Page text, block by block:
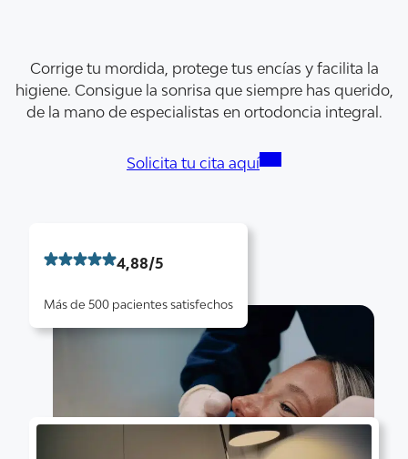
Corrige tu mordida, protege tus encías y facilita la
higiene. Consigue la sonrisa que siempre has querido,
de la mano de especialistas en ortodoncia integral.
Solicita tu cita aquí
4,88/5
Más de 500 pacientes satisfechos